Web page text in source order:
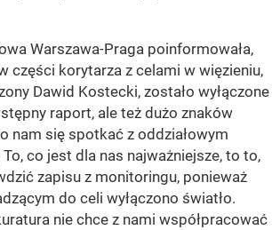
Warszawa-Praga poinformowała,
części korytarza z celami w więzieniu,
Dawid Kostecki, zostało wyłączone
raport, ale też dużo znaków
nam się spotkać z oddziałowym
co jest dla nas najważniejsze, to to,
zapisu z monitoringu, ponieważ
do celi wyłączono światło.
nie chce z nami współpracować